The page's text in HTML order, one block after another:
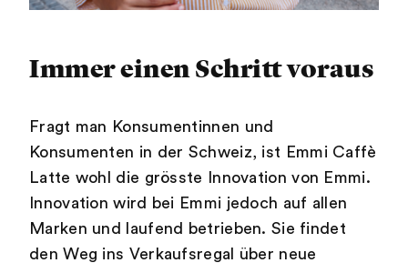
Immer einen Schritt voraus
Fragt man Konsumentinnen und
Konsumenten in der Schweiz, ist Emmi Caffè
Latte wohl die grösste Innovation von Emmi.
Innovation wird bei Emmi jedoch auf allen
Marken und laufend betrieben. Sie findet
den Weg ins Verkaufsregal über neue